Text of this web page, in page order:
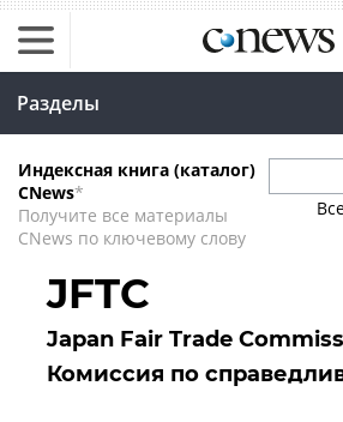
Разделы
Индексная книга (каталог)
CNews*
Получите все материалы
CNews по ключевому слову
JFTC
Japan Fair Trade
Комиссия по